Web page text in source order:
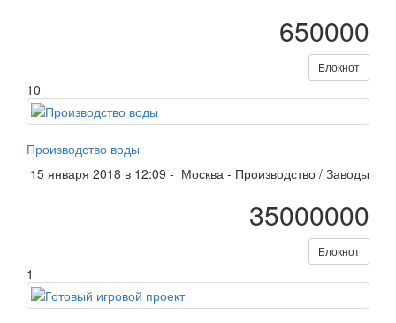
650000
Блокнот
10
Производство воды
15 января 2018 в 12:09 - Москва - Производство / Заводы
35000000
Блокнот
1